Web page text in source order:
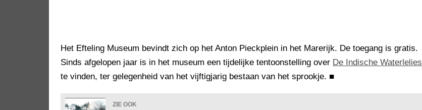
Het Efteling Museum bevindt zich op het Anton Pieckplein in het Marerijk. De toegang is gratis.
Sinds afgelopen jaar is in het museum een tijdelijke tentoonstelling over De Indische Waterlelies
te vinden, ter gelegenheid van het vijftigjarig bestaan van het sprookje. ■
ZIE OOK